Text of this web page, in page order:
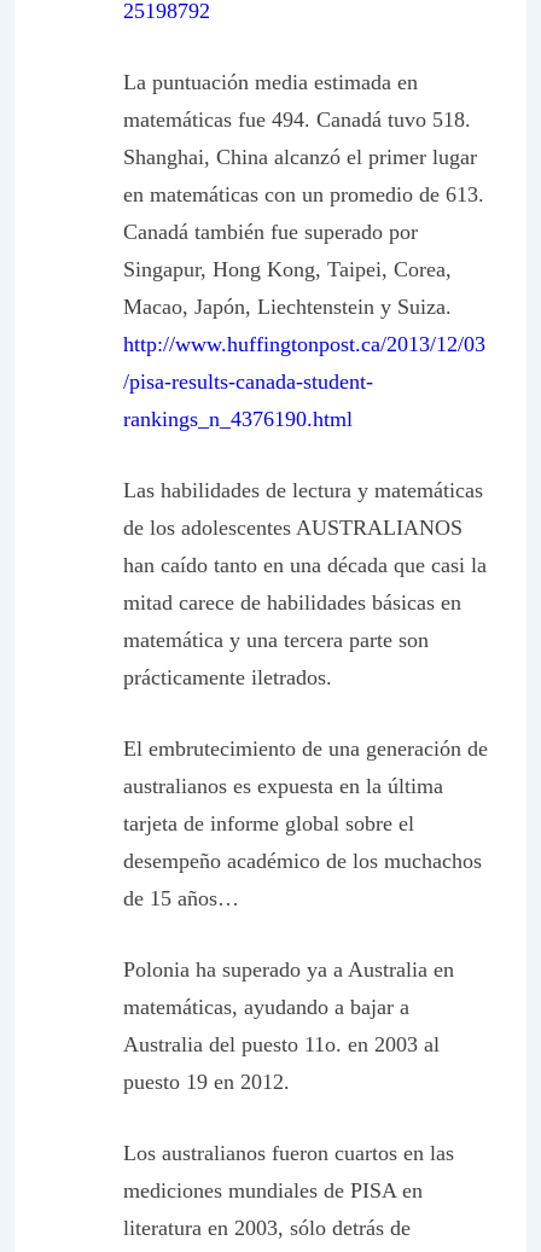
25198792
La puntuación media estimada en
matemáticas fue 494. Canadá tuvo 518.
Shanghai, China alcanzó el primer lugar
en matemáticas con un promedio de 613.
Canadá también fue superado por
Singapur, Hong Kong, Taipei, Corea,
Macao, Japón, Liechtenstein y Suiza.
http://www.huffingtonpost.ca/2013/12/03
/pisa-results-canada-student-
rankings_n_4376190.html
Las habilidades de lectura y matemáticas
de los adolescentes AUSTRALIANOS
han caído tanto en una década que casi la
mitad carece de habilidades básicas en
matemática y una tercera parte son
prácticamente iletrados.
El embrutecimiento de una generación de
australianos es expuesta en la última
tarjeta de informe global sobre el
desempeño académico de los muchachos
de 15 años…
Polonia ha superado ya a Australia en
matemáticas, ayudando a bajar a
Australia del puesto 11o. en 2003 al
puesto 19 en 2012.
Los australianos fueron cuartos en las
mediciones mundiales de PISA en
literatura en 2003, sólo detrás de